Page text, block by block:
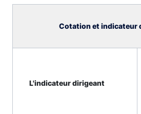
Cotation et indicateur
L'indicateur dirigeant